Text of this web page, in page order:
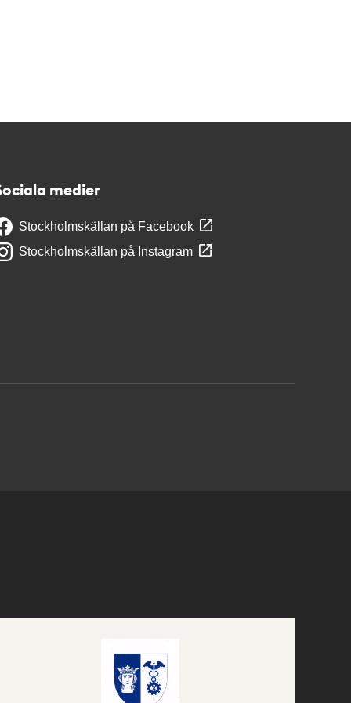
medier
Stockholmskällan på Facebook
Stockholmskällan på Instagram